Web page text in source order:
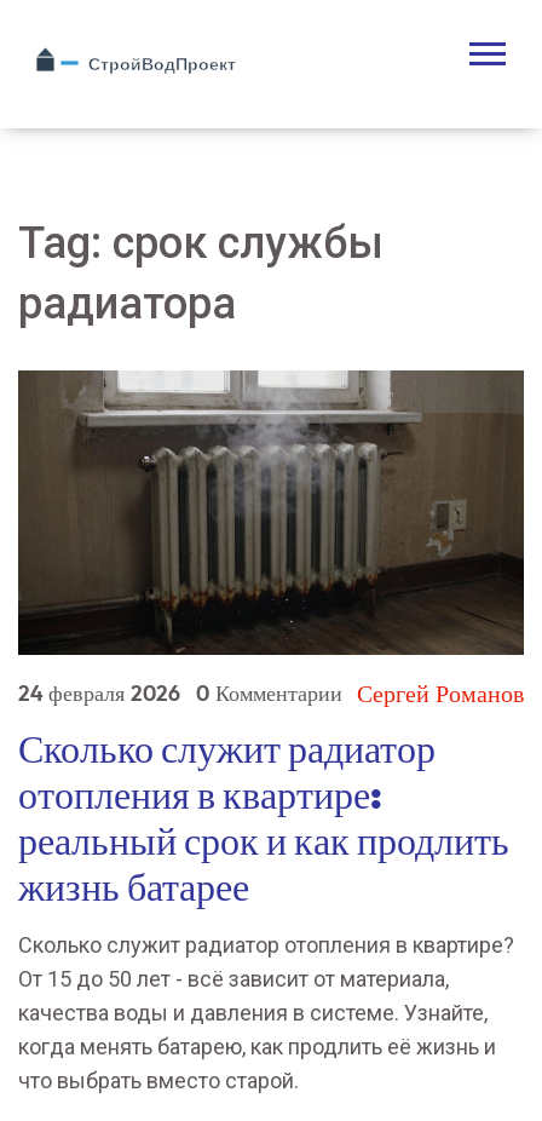
Tag: срок службы
радиатора
24 февраля 2026 0 Комментарии Сергей Романов
Сколько служит радиатор
отопления в квартире:
реальный срок и как продлить
жизнь батарее
Сколько служит радиатор отопления в квартире?
От 15 до 50 лет - всё зависит от материала,
качества воды и давления в системе. Узнайте,
когда менять батарею, как продлить её жизнь и
что выбрать вместо старой.